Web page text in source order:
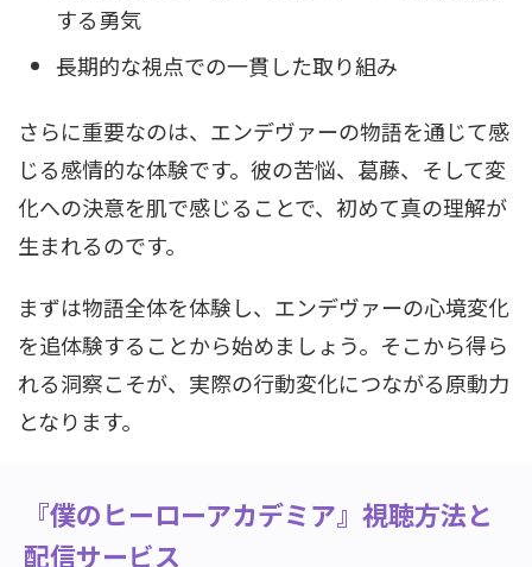
する勇気
長期的な視点での一貫した取り組み
さらに重要なのは、エンデヴァーの物語を通じて感
じる感情的な体験です。彼の苦悩、葛藤、そして変
化への決意を肌で感じることで、初めて真の理解が
生まれるのです。
まずは物語全体を体験し、エンデヴァーの心境変化
を追体験することから始めましょう。そこから得ら
れる洞察こそが、実際の行動変化につながる原動力
となります。
『僕のヒーローアカデミア』視聴方法と
配信サービス